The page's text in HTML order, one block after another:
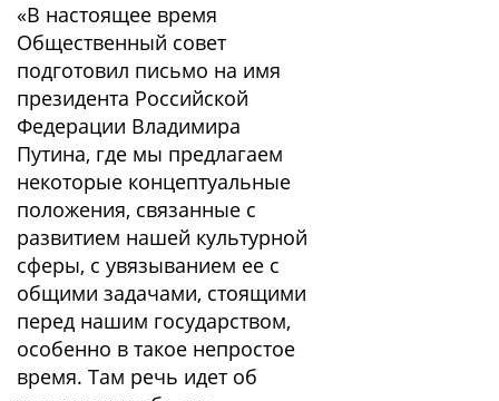
«В настоящее время
Общественный совет
подготовил письмо на имя
президента Российской
Федерации Владимира
Путина, где мы предлагаем
некоторые концептуальные
положения, связанные с
развитием нашей культурной
сферы, с увязыванием ее с
общими задачами, стоящими
перед нашим государством,
особенно в такое непростое
время. Там речь идет об